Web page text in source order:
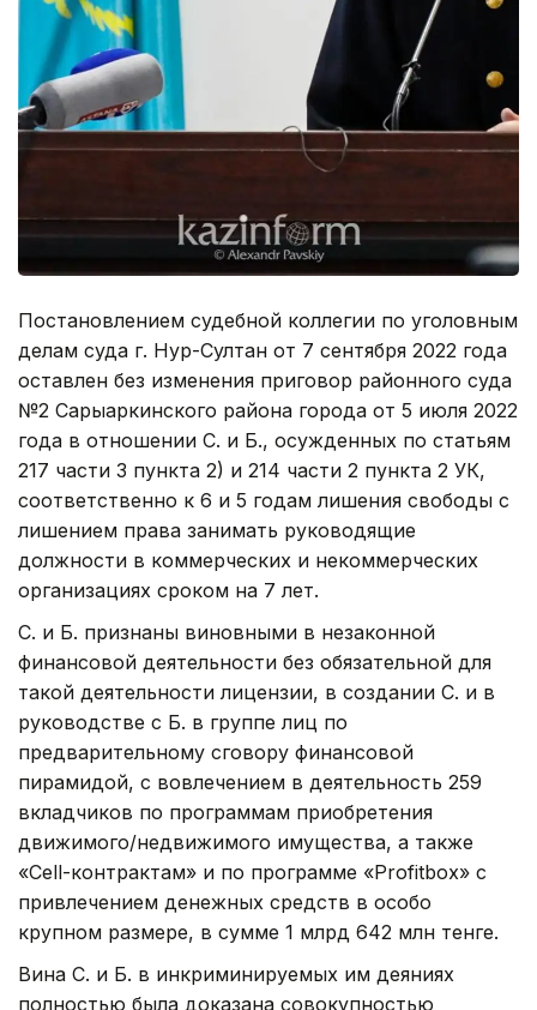
Постановлением судебной коллегии по уголовным
делам суда г. Нур-Султан от 7 сентября 2022 года
оставлен без изменения приговор районного суда
№2 Сарыаркинского района города от 5 июля 2022
года в отношении С. и Б., осужденных по статьям
217 части 3 пункта 2) и 214 части 2 пункта 2 УК,
соответственно к 6 и 5 годам лишения свободы с
лишением права занимать руководящие
должности в коммерческих и некоммерческих
организациях сроком на 7 лет.
С. и Б. признаны виновными в незаконной
финансовой деятельности без обязательной для
такой деятельности лицензии, в создании С. и в
руководстве с Б. в группе лиц по
предварительному сговору финансовой
пирамидой, с вовлечением в деятельность 259
вкладчиков по программам приобретения
движимого/недвижимого имущества, а также
«Cell-контрактам» и по программе «Profitbox» с
привлечением денежных средств в особо
крупном размере, в сумме 1 млрд 642 млн тенге.
Вина С. и Б. в инкриминируемых им деяниях
полностью была доказана совокупностью